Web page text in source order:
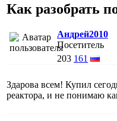
Как разобрать
Андрей2010
Посетитель
203 161
Здарова всем! Купил
реактора, и не понимаю